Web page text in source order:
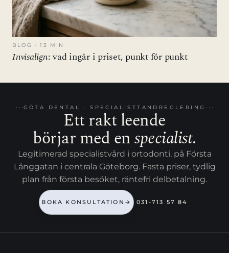
BLOG · 13 MIN
Invisalign: vad ingår i priset, punkt för punkt
GÖTA DENTAL · SPECIALISTTANDREGLERING
Ett rakt leende
börjar med enspecialist.
Legitimerad specialistvård i ortodonti, på Första
Långgatan i centrala Göteborg. Fasta priser, tydlig
plan från första besöket, räntefri delbetalning.
BOKA KONSULTATION → 031-713 57 84